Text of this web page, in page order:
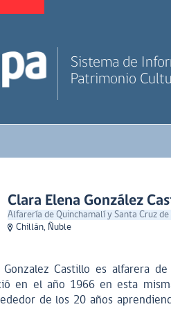
Sistema de
Patrimonio
Clara Elena González
Alfarería de Quinchamalí y Santa Cruz de
Chillán, Ñuble
Gonzalez Castillo es alfarera
en el año 1966 en esta
de los 20 años